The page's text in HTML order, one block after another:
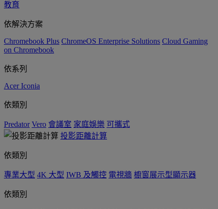
教育
依解決方案
Chromebook Plus ChromeOS Enterprise Solutions Cloud Gaming
on Chromebook
依系列
Acer Iconia
依類別
Predator Vero 會議室 家庭娛樂 可攜式
投影距離計算
依類別
專業大型 4K 大型 IWB 及觸控 電視牆 櫥窗展示型顯示器
依類別